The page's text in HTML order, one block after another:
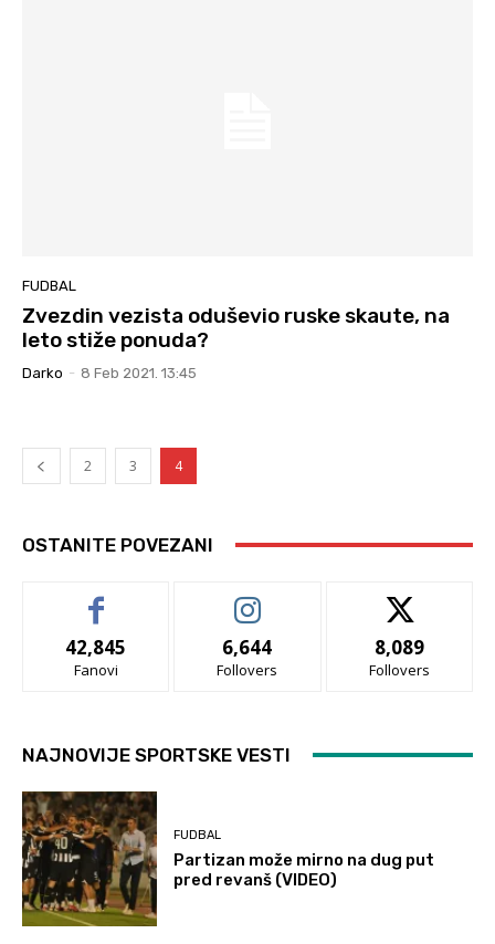
FUDBAL
Zvezdin vezista oduševio ruske skaute, na
leto stiže ponuda?
Darko - 8 Feb 2021. 13:45
2 3 4
OSTANITE POVEZANI
42,845
Fanovi
6,644
Follovers
8,089
Follovers
NAJNOVIJE SPORTSKE VESTI
FUDBAL
Partizan može mirno na dug put
pred revanš (VIDEO)